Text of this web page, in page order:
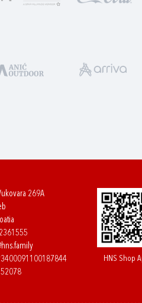
269A
HNS Shop